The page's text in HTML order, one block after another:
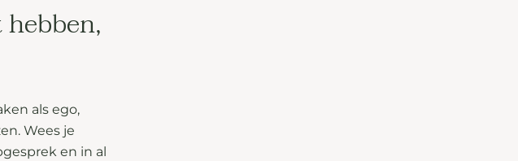
als ego,
Wees je
en in al